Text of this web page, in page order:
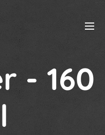
- 160